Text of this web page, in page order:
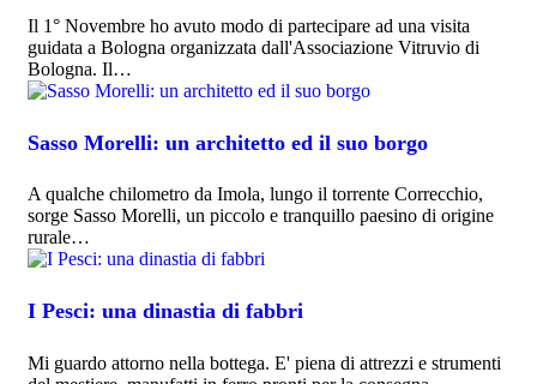
Il 1° Novembre ho avuto modo di partecipare ad una visita
guidata a Bologna organizzata dall'Associazione Vitruvio di
Bologna. Il…
Sasso Morelli: un architetto ed il suo borgo
A qualche chilometro da Imola, lungo il torrente Correcchio,
sorge Sasso Morelli, un piccolo e tranquillo paesino di origine
rurale…
I Pesci: una dinastia di fabbri
Mi guardo attorno nella bottega. E' piena di attrezzi e strumenti